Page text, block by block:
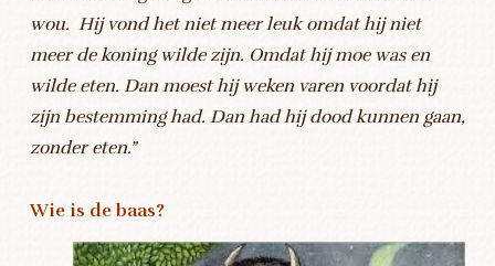
wou. Hij vond het niet meer leuk omdat hij niet
meer de koning wilde zijn. Omdat hij moe was en
wilde eten. Dan moest hij weken varen voordat hij
zijn bestemming had. Dan had hij dood kunnen gaan,
zonder eten.”
Wie is de baas?